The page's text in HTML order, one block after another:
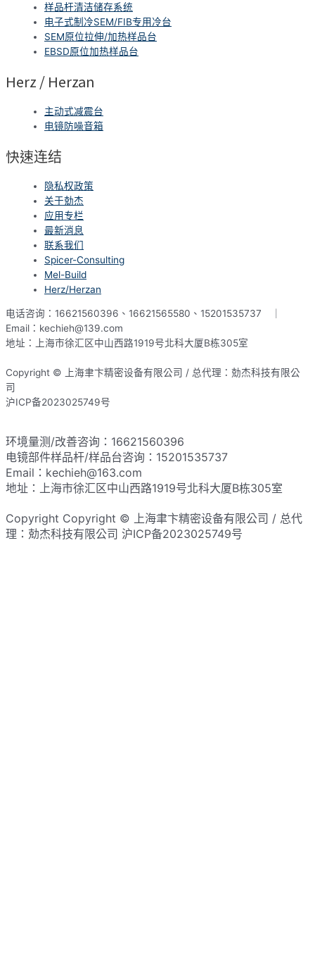
样品杆清洁储存系统
电子式制冷SEM/FIB专用冷台
SEM原位拉伸/加热样品台
EBSD原位加热样品台
Herz / Herzan
主动式减震台
电镜防噪音箱
快速连结
隐私权政策
关于勀杰
应用专栏
最新消息
联系我们
Spicer-Consulting
Mel-Build
Herz/Herzan
电话咨询：16621560396、16621565580、15201535737 ｜
Email：kechieh@139.com
地址：上海市徐汇区中山西路1919号北科大厦B栋305室
Copyright © 上海聿卞精密设备有限公司 / 总代理：勀杰科技有限公
司
沪ICP备2023025749号
环境量测/改善咨询：16621560396
电镜部件样品杆/样品台咨询：15201535737
Email：kechieh@163.com
地址：上海市徐汇区中山西路1919号北科大厦B栋305室
Copyright Copyright © 上海聿卞精密设备有限公司 / 总代
理：勀杰科技有限公司 沪ICP备2023025749号​